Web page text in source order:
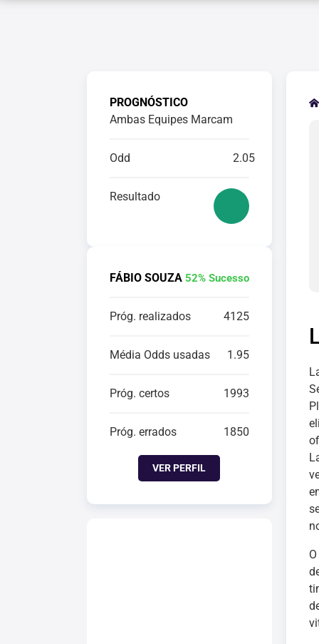
PROGNÓSTICO
Ambas Equipes Marcam
Odd 2.05
Resultado
FÁBIO SOUZA 52% Sucesso
Próg. realizados 4125
Média Odds usadas 1.95
Próg. certos 1993
Próg. errados 1850
VER PERFIL
O